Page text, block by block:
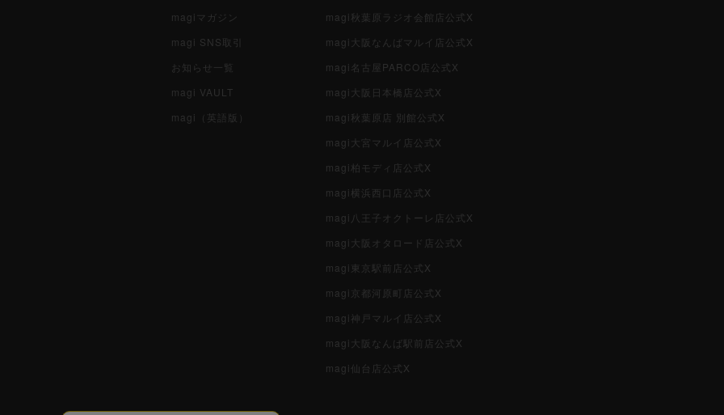
magiマガジン
magi SNS取引
お知らせ一覧
magi VAULT
magi（英語版）
magi秋葉原ラジオ会館店公式X
magi大阪なんばマルイ店公式X
magi名古屋PARCO店公式X
magi大阪日本橋店公式X
magi秋葉原店 別館公式X
magi大宮マルイ店公式X
magi柏モディ店公式X
magi横浜西口店公式X
magi八王子オクトーレ店公式X
magi大阪オタロード店公式X
magi東京駅前店公式X
magi京都河原町店公式X
magi神戸マルイ店公式X
magi大阪なんば駅前店公式X
magi仙台店公式X